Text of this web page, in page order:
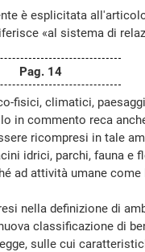
è esplicitata
«al sistema di
Pag. 14
fisici, climatici,
in commento reca
ricompresi in tale
idrici, parchi, fauna e
ad attività umane
nella definizione di
classificazione di
sulle cui